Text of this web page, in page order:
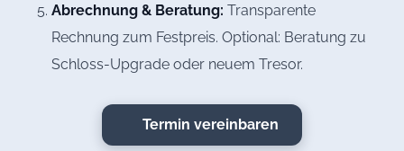
Abrechnung & Beratung: Transparente
Rechnung zum Festpreis. Optional: Beratung zu
Schloss-Upgrade oder neuem Tresor.
Termin vereinbaren